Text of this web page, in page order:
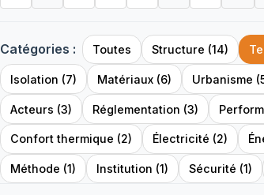
Catégories : Toutes Structure (14)
Isolation (7) Matériaux (6) Urbanisme
Acteurs (3) Réglementation (3)
Confort thermique (2) Électricité (2)
Méthode (1) Institution (1) Sécurité (1)